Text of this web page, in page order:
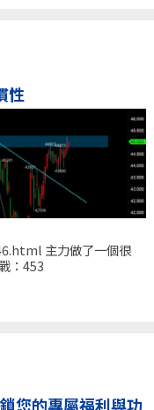
性
主力做了一個很
：453
您的專屬福利與功